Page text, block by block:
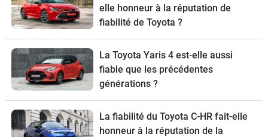
elle honneur à la réputation de
fiabilité de Toyota ?
La Toyota Yaris 4 est-elle aussi
fiable que les précédentes
générations ?
La fiabilité du Toyota C-HR fait-elle
honneur à la réputation de la